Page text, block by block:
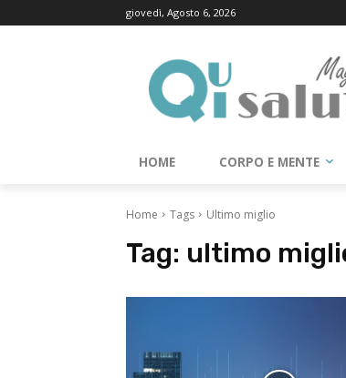
giovedì, Agosto 6, 2026
HOME CORPO E MENTE
Home Tags Ultimo miglio
Tag: ultimo